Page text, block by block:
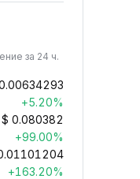
за 24 ч.
+5.20%
$ 0.080382
+99.00%
+163.20%